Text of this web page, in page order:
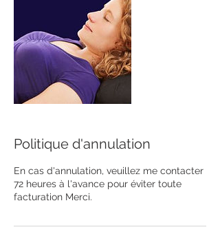
Politique d'annulation
En cas d'annulation, veuillez me contacter
72 heures à l'avance pour éviter toute
facturation Merci.